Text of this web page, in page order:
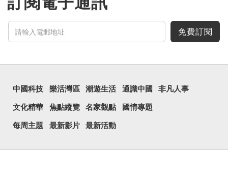
免費訂閱
中國科技 樂活灣區 潮遊生活 通識中國 非凡人事
文化精華 焦點縱覽 名家觀點 國情專題
每周主題 最新影片 最新活動